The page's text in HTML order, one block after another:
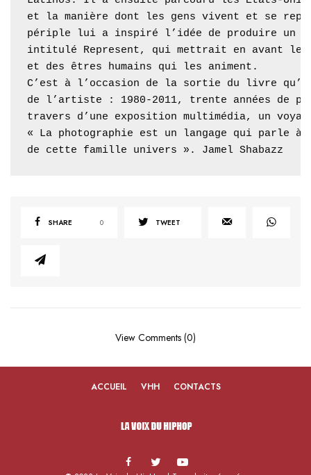
et la manière dont les gens vivent et se
périple lui a inspiré l’idée de produire un
intitulé Represent, qui mettrait en avant les
et des êtres humains qui les animent.
C’est à l’occasion de la sortie du livre
de l’artiste : 1980-2011, trente années de
travers d’une exposition multimédia, un
« La photographie est un langage qui parle à
de cette famille univers ». Jamel Shabazz
SHARE 0 TWEET
View Comments (0)
ACCUEIL VHH CONTACTS